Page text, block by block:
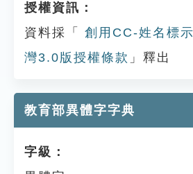
授權資訊：
資料採「
創用CC-姓名標
灣3.0版授權條款 」釋出
教育部異體字字典
字級：